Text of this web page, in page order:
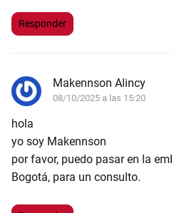
Responder
Makennson Alincy
08/10/2025 a las 15:20
hola
yo soy Makennson
por favor, puedo pasar en la
Bogotá, para un consulto.